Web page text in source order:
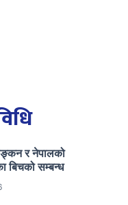
र नेपालको
बिचको सम्बन्ध